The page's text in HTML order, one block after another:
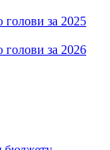
за 2025
за 2026